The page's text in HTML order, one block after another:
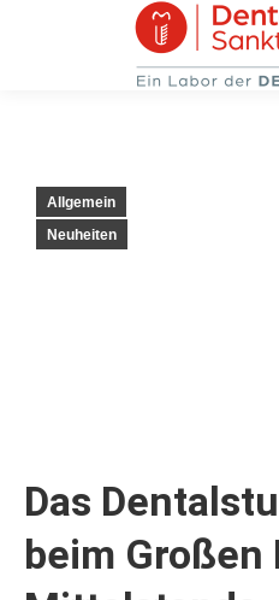
Allgemein
Neuheiten
Das
beim Großen